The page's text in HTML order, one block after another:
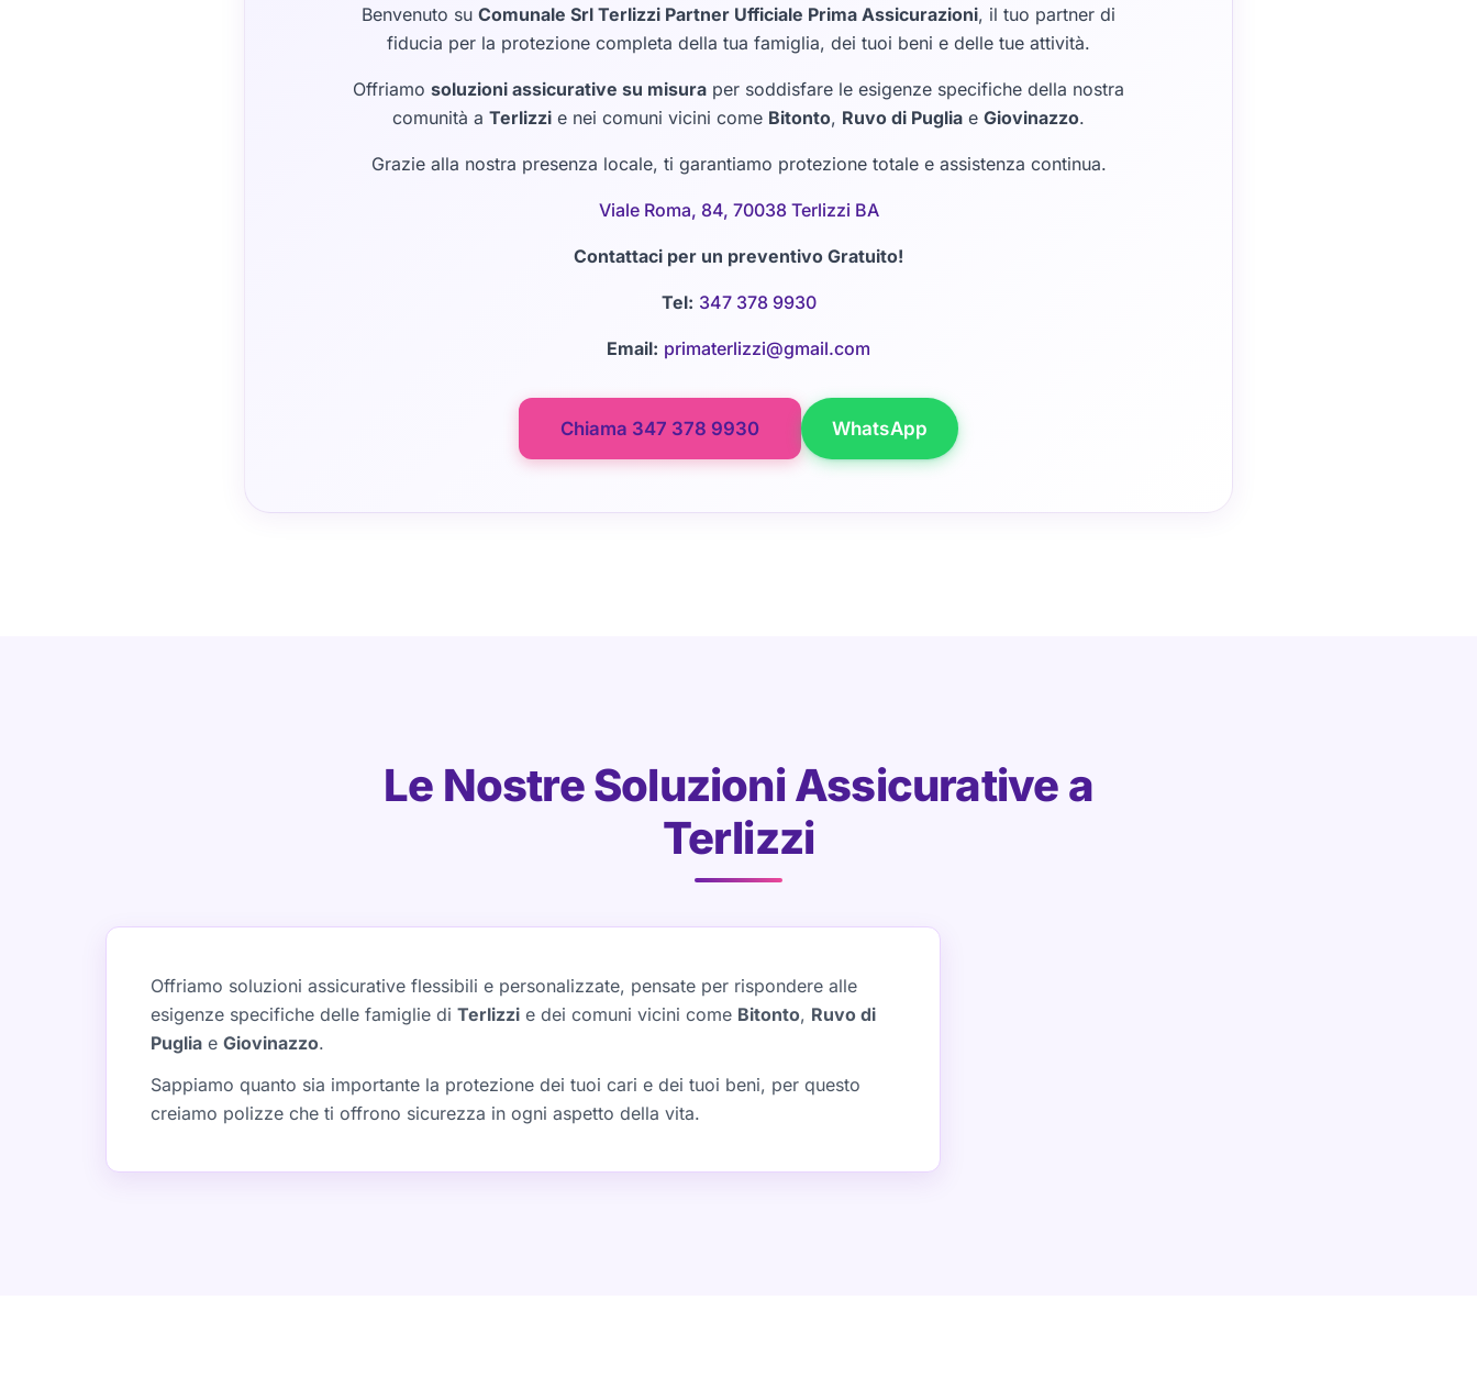
Benvenuto su Comunale Srl Terlizzi Partner Ufficiale Prima Assicurazioni, il tuo partner di
fiducia per la protezione completa della tua famiglia, dei tuoi beni e delle tue attività.
Offriamo soluzioni assicurative su misura per soddisfare le esigenze specifiche della nostra
comunità a Terlizzi e nei comuni vicini come Bitonto, Ruvo di Puglia e Giovinazzo.
Grazie alla nostra presenza locale, ti garantiamo protezione totale e assistenza continua.
Viale Roma, 84, 70038 Terlizzi BA
Contattaci per un preventivo Gratuito!
Tel: 347 378 9930
Email: primaterlizzi@gmail.com
Chiama 347 378 9930 WhatsApp
Le Nostre Soluzioni Assicurative a
Terlizzi
Offriamo soluzioni assicurative flessibili e personalizzate, pensate per rispondere alle
esigenze specifiche delle famiglie di Terlizzi e dei comuni vicini come Bitonto, Ruvo di
Puglia e Giovinazzo.
Sappiamo quanto sia importante la protezione dei tuoi cari e dei tuoi beni, per questo
creiamo polizze che ti offrono sicurezza in ogni aspetto della vita.